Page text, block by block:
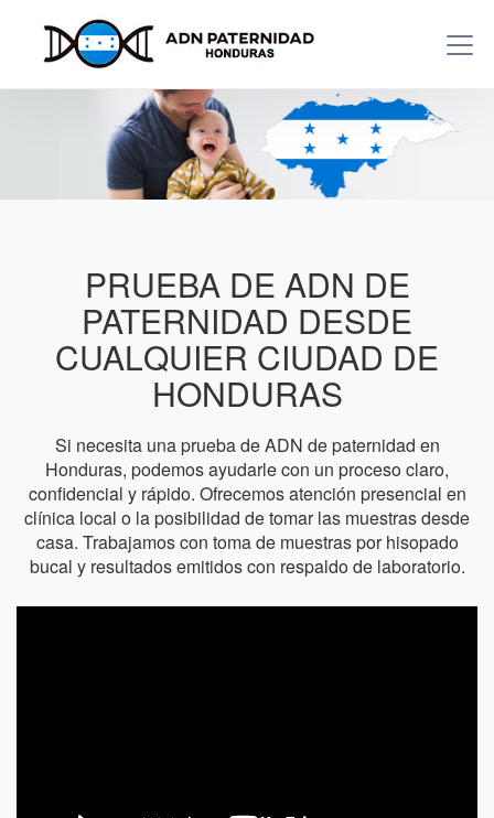
PRUEBA DE ADN DE
PATERNIDAD DESDE
CUALQUIER CIUDAD DE
HONDURAS
Si necesita una prueba de ADN de paternidad en
Honduras, podemos ayudarle con un proceso claro,
confidencial y rápido. Ofrecemos atención presencial en
clínica local o la posibilidad de tomar las muestras desde
casa. Trabajamos con toma de muestras por hisopado
bucal y resultados emitidos con respaldo de laboratorio.